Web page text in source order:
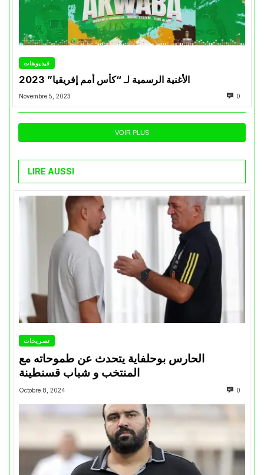
فيديوهات
الأغنية الرسمية لـ “كأس أمم إفريقيا” 2023
Novembre 5, 2023 0
VOIR PLUS
LIRE AUSSI
تصريحات
الحارس بوحلفاية يتحدث عن طموحاته مع
المنتخب و شباب قسنطينة
Octobre 8, 2024 0